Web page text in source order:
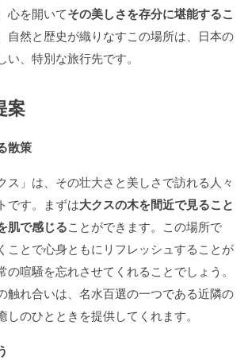
心を開いてその美しさを存分に堪能するこ
自然と歴史が織りなすこの場所は、日本の
、特別な旅行先です。
案
散策
ス」は、その壮大さと美しさで訪れる人々
です。まずは大クスの木を間近で見ること
肌で感じることができます。この場所で
ことで心身ともにリフレッシュすることが
の喧騒を忘れさせてくれることでしょう。
触れ合いは、名水百選の一つである近隣の
のひとときを提供してくれます。